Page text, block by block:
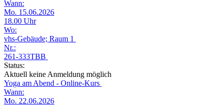
Wann:
Mo. 15.06.2026
18.00 Uhr
Wo:
vhs-Gebäude; Raum 1
Nr.:
261-333TBB
Status:
Aktuell keine Anmeldung möglich
Yoga am Abend - Online-Kurs
Wann:
Mo. 22.06.2026